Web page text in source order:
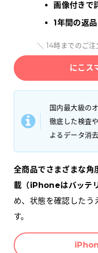
画像付きで
1年間の返
＼ 14時までのご
にこス
国内最大級の
徹底した検査
よるデータ消
全商品でさまざまな角
載（iPhoneはバッテ
め、状態を確認したう
す。